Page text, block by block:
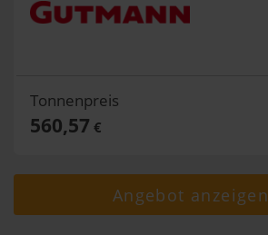
Tonnenpreis
560,57 €
Angebot anzeigen